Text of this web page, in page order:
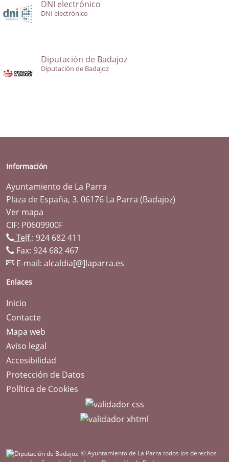
DNI electrónico
DNI electrónico
Diputación de Badajoz
Diputación de Badajoz
Información
Ayuntamiento de La Parra
Plaza de España, 3. 06176 La Parra (Badajoz)
Ver mapa
CIF: P0609900F
Telf.: 924 682 411
Fax: 924 682 467
E-mail: alcaldia[@]laparra.es
Enlaces
Inicio
Contacte
Mapa web
Aviso legal
Accesibilidad
Protección de Datos
Política de Cookies
© Ayuntamiento de La Parra todos los derechos